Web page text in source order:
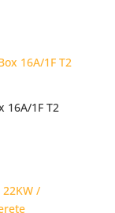
16A/1F T2